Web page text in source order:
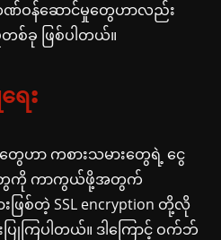
ဏ်ဝန်ဆောင်မှုတွေဟာလည်း
စ်ခု ဖြစ်ပါတယ်။
ေး
ဟာ ကစားသမားတွေရဲ့ ငွေ
ေကို ကာကွယ်ဖို့အတွက်
ဖြစ်တဲ့ SSL encryption တို့လို
ကြပါတယ်။ ဒါကြောင့် ဝက်ဘ်